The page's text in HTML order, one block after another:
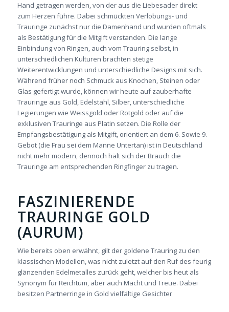
Hand getragen werden, von der aus die Liebesader direkt
zum Herzen führe. Dabei schmückten Verlobungs- und
Trauringe zunächst nur die Damenhand und wurden oftmals
als Bestätigung für die Mitgift verstanden. Die lange
Einbindung von Ringen, auch vom Trauring selbst, in
unterschiedlichen Kulturen brachten stetige
Weiterentwicklungen und unterschiedliche Designs mit sich.
Während früher noch Schmuck aus Knochen, Steinen oder
Glas gefertigt wurde, können wir heute auf zauberhafte
Trauringe aus Gold, Edelstahl, Silber, unterschiedliche
Legierungen wie Weissgold oder Rotgold oder auf die
exklusiven Trauringe aus Platin setzen. Die Rolle der
Empfangsbestätigung als Mitgift, orientiert an dem 6. Sowie 9.
Gebot (die Frau sei dem Manne Untertan) ist in Deutschland
nicht mehr modern, dennoch hält sich der Brauch die
Trauringe am entsprechenden Ringfinger zu tragen.
FASZINIERENDE
TRAURINGE GOLD
(AURUM)
Wie bereits oben erwähnt, gilt der goldene Trauring zu den
klassischen Modellen, was nicht zuletzt auf den Ruf des feurig
glänzenden Edelmetalles zurück geht, welcher bis heut als
Synonym für Reichtum, aber auch Macht und Treue. Dabei
besitzen Partnerringe in Gold vielfältige Gesichter